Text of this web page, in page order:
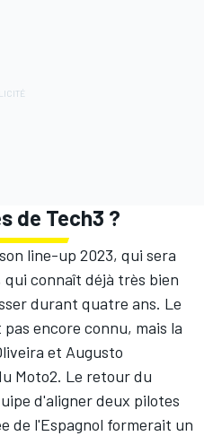
de Tech3 ?
line-up 2023, qui sera
qui connaît déjà très bien
durant quatre ans. Le
encore connu, mais la
et Augusto
Moto2. Le retour du
d'aligner deux pilotes
de l'Espagnol formerait un